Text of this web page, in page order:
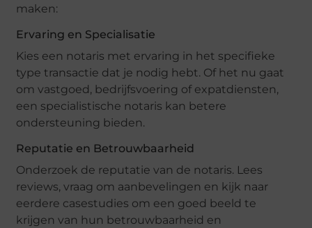
maken:
Ervaring en Specialisatie
Kies een notaris met ervaring in het specifieke
type transactie dat je nodig hebt. Of het nu gaat
om vastgoed, bedrijfsvoering of expatdiensten,
een specialistische notaris kan betere
ondersteuning bieden.
Reputatie en Betrouwbaarheid
Onderzoek de reputatie van de notaris. Lees
reviews, vraag om aanbevelingen en kijk naar
eerdere casestudies om een goed beeld te
krijgen van hun betrouwbaarheid en